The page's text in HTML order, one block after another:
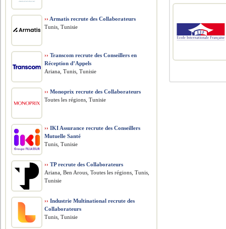
›› Armatis recrute des Collaborateurs
Tunis, Tunisie
›› Transcom recrute des Conseillers en
Réception d’Appels
Ariana, Tunis, Tunisie
›› Monoprix recrute des Collaborateurs
Toutes les régions, Tunisie
›› IKI Assurance recrute des Conseillers
Mutuelle Santé
Tunis, Tunisie
›› TP recrute des Collaborateurs
Ariana, Ben Arous, Toutes les régions, Tunis,
Tunisie
›› Industrie Multinational recrute des
Collaborateurs
Tunis, Tunisie